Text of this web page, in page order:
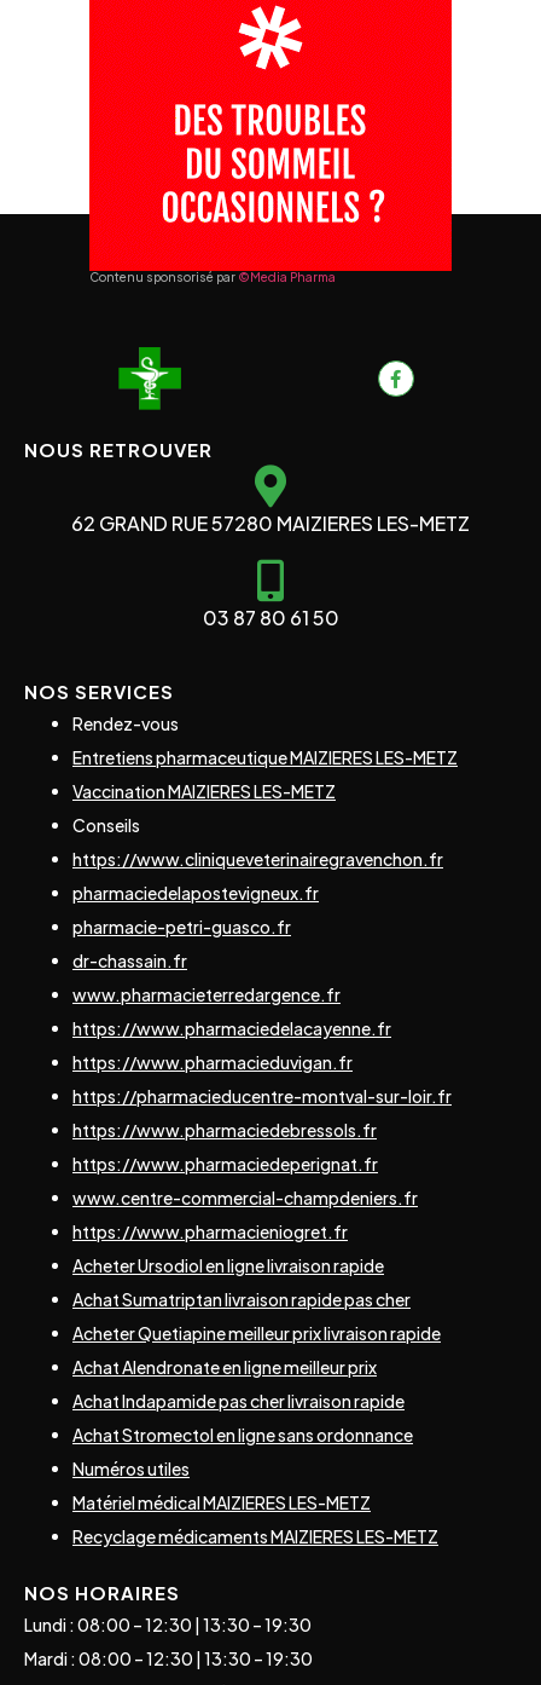
Contenu sponsorisé par ©Media Pharma
NOUS RETROUVER
62 GRAND RUE 57280 MAIZIERES LES-METZ
03 87 80 61 50
NOS SERVICES
Rendez-vous
Entretiens pharmaceutique MAIZIERES LES-METZ
Vaccination MAIZIERES LES-METZ
Conseils
https://www.cliniqueveterinairegravenchon.fr
pharmaciedelapostevigneux.fr
pharmacie-petri-guasco.fr
dr-chassain.fr
www.pharmacieterredargence.fr
https://www.pharmaciedelacayenne.fr
https://www.pharmacieduvigan.fr
https://pharmacieducentre-montval-sur-loir.fr
https://www.pharmaciedebressols.fr
https://www.pharmaciedeperignat.fr
www.centre-commercial-champdeniers.fr
https://www.pharmacieniogret.fr
Acheter Ursodiol en ligne livraison rapide
Achat Sumatriptan livraison rapide pas cher
Acheter Quetiapine meilleur prix livraison rapide
Achat Alendronate en ligne meilleur prix
Achat Indapamide pas cher livraison rapide
Achat Stromectol en ligne sans ordonnance
Numéros utiles
Matériel médical MAIZIERES LES-METZ
Recyclage médicaments MAIZIERES LES-METZ
NOS HORAIRES
Lundi : 08:00 – 12:30 | 13:30 – 19:30
Mardi : 08:00 – 12:30 | 13:30 – 19:30